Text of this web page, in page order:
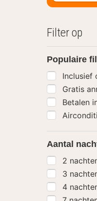
Filter op
Populaire
Inclusief
Gratis
Betalen
Aantal
2
3
4